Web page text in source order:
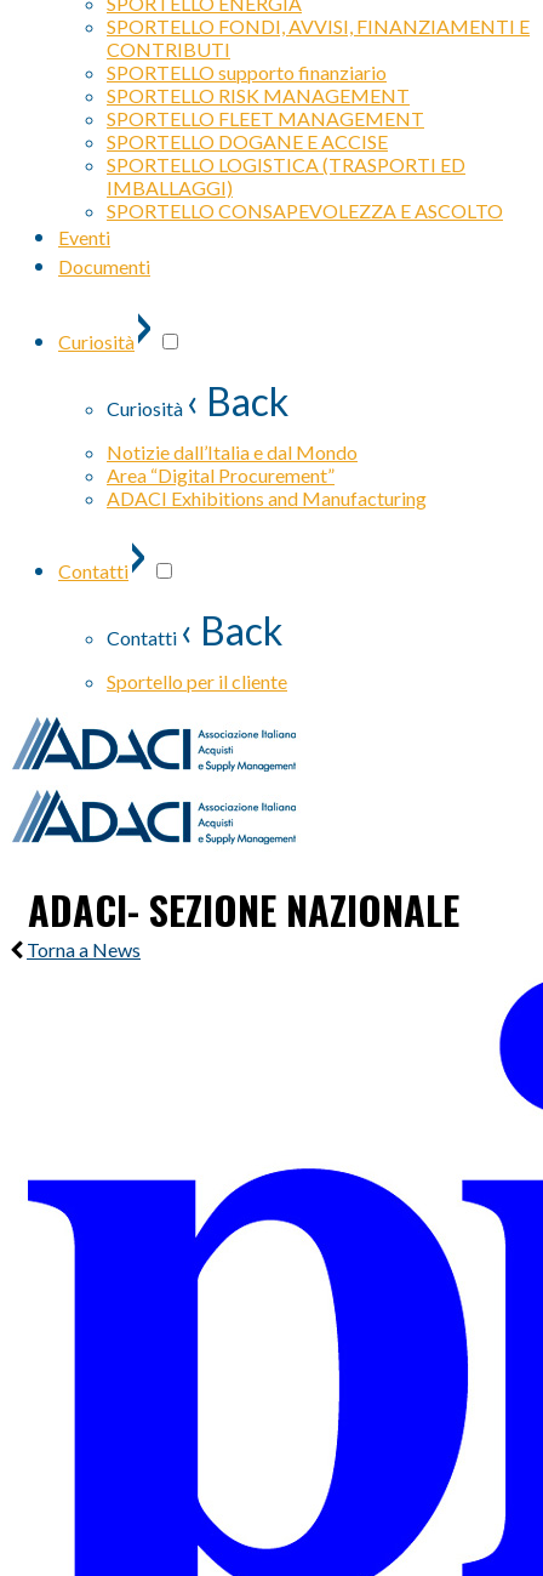
SPORTELLO FONDI, AVVISI, FINANZIAMENTI E
CONTRIBUTI
SPORTELLO supporto finanziario
SPORTELLO RISK MANAGEMENT
SPORTELLO FLEET MANAGEMENT
SPORTELLO DOGANE E ACCISE
SPORTELLO LOGISTICA (TRASPORTI ED
IMBALLAGGI)
SPORTELLO CONSAPEVOLEZZA E ASCOLTO
Eventi
Documenti
Curiosità›
Curiosità ‹ Back
Notizie dall’Italia e dal Mondo
Area “Digital Procurement”
ADACI Exhibitions and Manufacturing
Contatti›
Contatti ‹ Back
Sportello per il cliente
ADACI- SEZIONE NAZIONALE
Torna a News